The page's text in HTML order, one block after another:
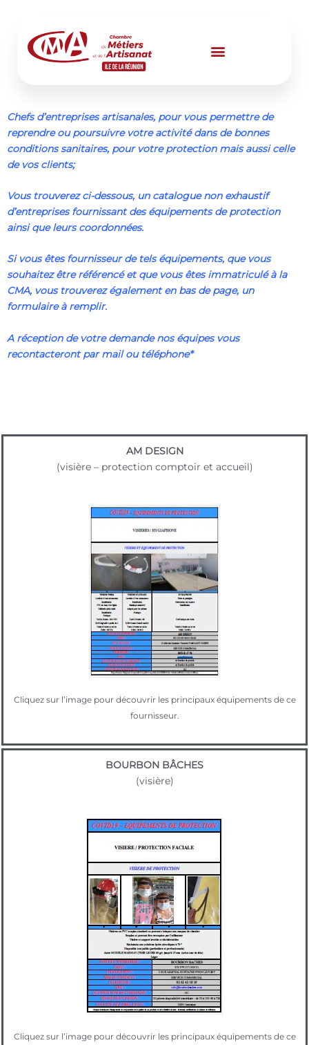
contenu
Chefs d’entreprises artisanales, pour vous permettre de
reprendre ou poursuivre votre activité dans de bonnes
conditions sanitaires, pour votre protection mais aussi celle
de vos clients;
Vous trouverez ci-dessous, un catalogue non exhaustif
d’entreprises fournissant des équipements de protection
ainsi que leurs coordonnées.
Si vous êtes fournisseur de tels équipements, que vous
souhaitez être référencé et que vous êtes immatriculé à la
CMA, vous trouverez également en bas de page, un
formulaire à remplir.
A réception de votre demande nos équipes vous
recontacteront par mail ou téléphone*
AM DESIGN
(visière – protection comptoir et accueil)
Cliquez sur l’image pour découvrir les principaux équipements de ce
fournisseur.
BOURBON BÂCHES
(visière)
Cliquez sur l’image pour découvrir les principaux équipements de ce